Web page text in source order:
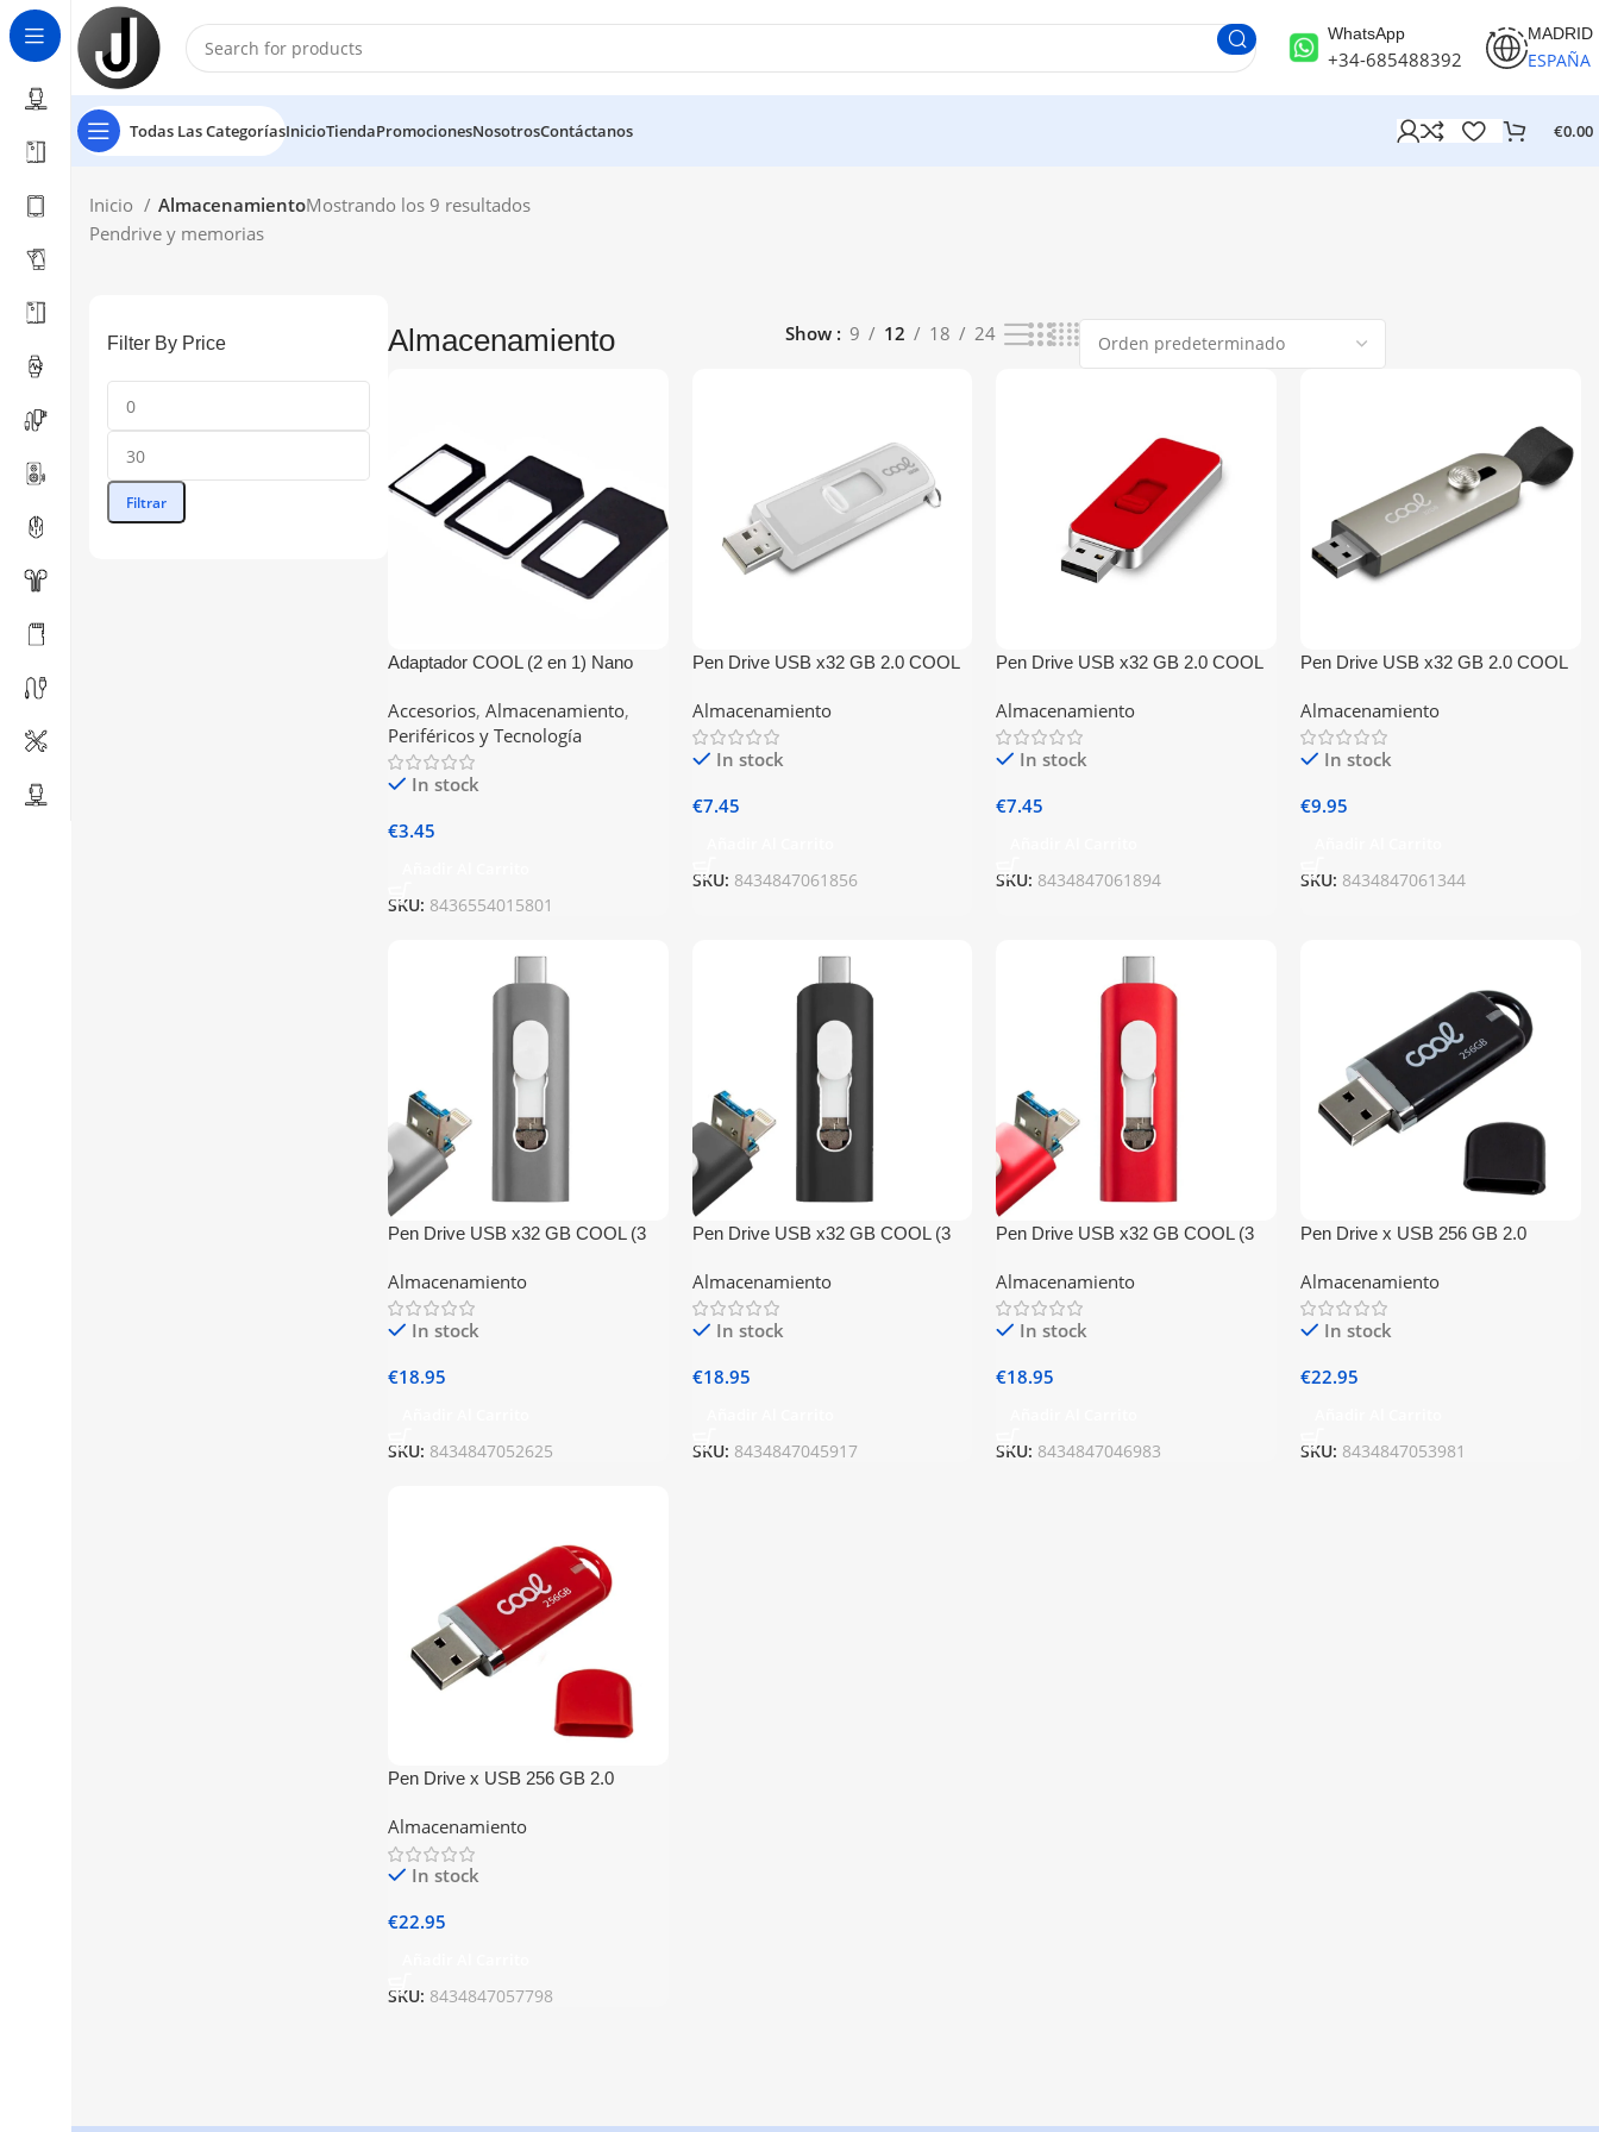
WhatsApp
+34-685488392
MADRID
ESPAÑA
Todas Las CategoríasInicioTiendaPromocionesNosotrosContáctanos €0.00
Inicio AlmacenamientoMostrando los 9 resultados
Pendrive y memorias
Filter By Price
Filtrar
Almacenamiento Show 9 12 18 24
Adaptador COOL (2 en 1) Nano
Accesorios, Almacenamiento,
Periféricos y Tecnología
In stock
€3.45
SKU: 8436554015801
Pen Drive USB x32 GB 2.0 COOL
Almacenamiento
In stock
€7.45
SKU: 8434847061856
Pen Drive USB x32 GB 2.0 COOL
Almacenamiento
In stock
€7.45
SKU: 8434847061894
Pen Drive USB x32 GB 2.0 COOL
Almacenamiento
In stock
€9.95
SKU: 8434847061344
Pen Drive USB x32 GB COOL (3
Almacenamiento
In stock
€18.95
SKU: 8434847052625
Pen Drive USB x32 GB COOL (3
Negro
Almacenamiento
In stock
€18.95
SKU: 8434847045917
Pen Drive USB x32 GB COOL (3
Almacenamiento
In stock
€18.95
SKU: 8434847046983
Pen Drive x USB 256 GB 2.0
Almacenamiento
In stock
€22.95
SKU: 8434847053981
Pen Drive x USB 256 GB 2.0
Almacenamiento
In stock
€22.95
SKU: 8434847057798